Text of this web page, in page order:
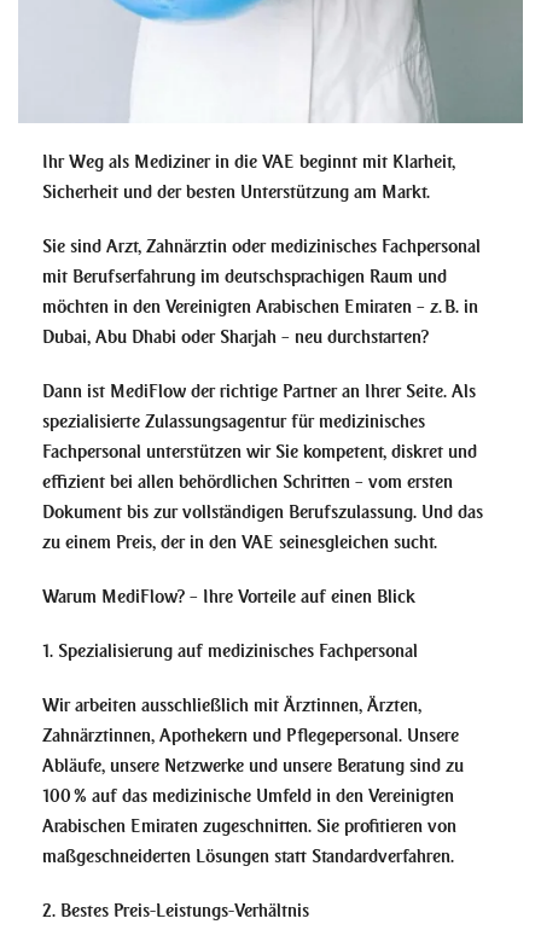
Ihr Weg als Mediziner in die VAE beginnt mit Klarheit,
Sicherheit und der besten Unterstützung am Markt.
Sie sind Arzt, Zahnärztin oder medizinisches Fachpersonal
mit Berufserfahrung im deutschsprachigen Raum und
möchten in den Vereinigten Arabischen Emiraten – z. B. in
Dubai, Abu Dhabi oder Sharjah – neu durchstarten?
Dann ist MediFlow der richtige Partner an Ihrer Seite. Als
spezialisierte Zulassungsagentur für medizinisches
Fachpersonal unterstützen wir Sie kompetent, diskret und
effizient bei allen behördlichen Schritten – vom ersten
Dokument bis zur vollständigen Berufszulassung. Und das
zu einem Preis, der in den VAE seinesgleichen sucht.
Warum MediFlow? – Ihre Vorteile auf einen Blick
1. Spezialisierung auf medizinisches Fachpersonal
Wir arbeiten ausschließlich mit Ärztinnen, Ärzten,
Zahnärztinnen, Apothekern und Pflegepersonal. Unsere
Abläufe, unsere Netzwerke und unsere Beratung sind zu
100 % auf das medizinische Umfeld in den Vereinigten
Arabischen Emiraten zugeschnitten. Sie profitieren von
maßgeschneiderten Lösungen statt Standardverfahren.
2. Bestes Preis-Leistungs-Verhältnis